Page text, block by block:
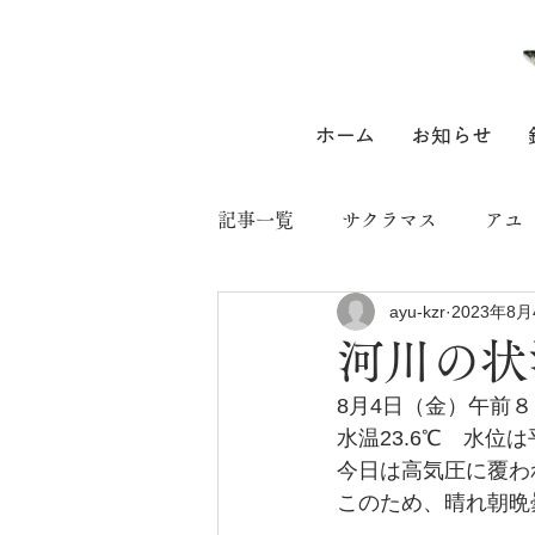
ホーム お知らせ
記事一覧 サクラマス アユ
河川の
ayu-kzr 2023年8
8月4日（金）午前
水温23.6℃　水位は
今日は高気圧に覆
このため、晴れ朝